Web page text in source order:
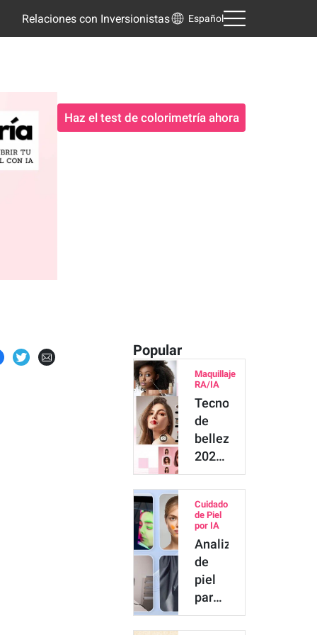
Relaciones con Inversionistas Español
Haz el test de colorimetría ahora
Popular
Maquillaje
RA/IA
Tecnología
de
belleza
2026:
guía
completa
de
beauty
tech,
IA y…
Cuidado
de Piel
por IA
Analizadores
de
piel
para
detectar